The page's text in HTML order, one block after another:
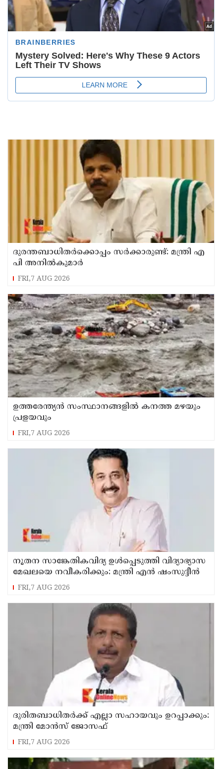
ദുരന്തബാധിതര്‍ക്കൊപ്പം സര്‍ക്കാരുണ്ട്: മന്ത്രി എ
പി അനില്‍കുമാര്‍
FRI,7 AUG 2026
ഉത്തരേന്ത്യൻ സംസ്ഥാനങ്ങളിൽ കനത്ത മഴയും
പ്രളയവും
FRI,7 AUG 2026
നൂതന സാങ്കേതികവിദ്യ ഉള്‍പ്പെടുത്തി വിദ്യാഭ്യാസ
മേഖലയെ നവീകരിക്കും: മന്ത്രി എന്‍ ഷംസുദ്ദീന്‍
FRI,7 AUG 2026
ദുരിതബാധിതർക്ക് എല്ലാ സഹായവും ഉറപ്പാക്കും:
മന്ത്രി മോൻസ് ജോസഫ്
FRI,7 AUG 2026